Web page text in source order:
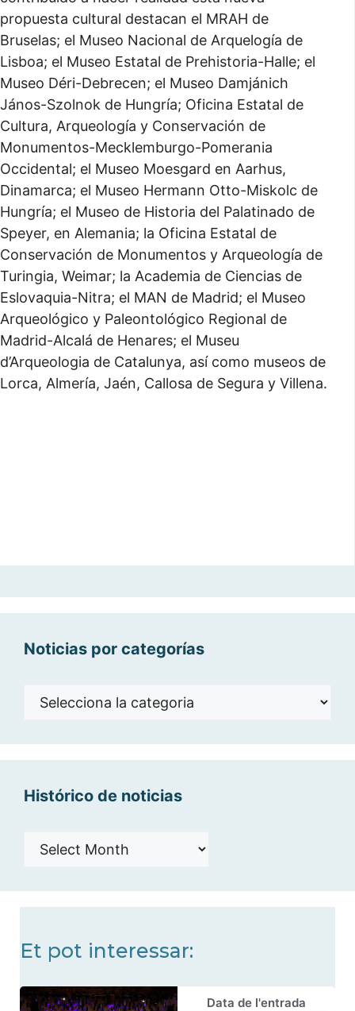
propuesta cultural destacan el MRAH de
Bruselas; el Museo Nacional de Arquelogía de
Lisboa; el Museo Estatal de Prehistoria-Halle; el
Museo Déri-Debrecen; el Museo Damjánich
János-Szolnok de Hungría; Oficina Estatal de
Cultura, Arqueología y Conservación de
Monumentos-Mecklemburgo-Pomerania
Occidental; el Museo Moesgard en Aarhus,
Dinamarca; el Museo Hermann Otto-Miskolc de
Hungría; el Museo de Historia del Palatinado de
Speyer, en Alemania; la Oficina Estatal de
Conservación de Monumentos y Arqueología de
Turingia, Weimar; la Academia de Ciencias de
Eslovaquia-Nitra; el MAN de Madrid; el Museo
Arqueológico y Paleontológico Regional de
Madrid-Alcalá de Henares; el Museu
d’Arqueologia de Catalunya, así como museos de
Lorca, Almería, Jaén, Callosa de Segura y Villena.
Noticias por categorías
Noticias
Histórico de noticias
Histórico
Et pot interessar:
Data de l'entrada